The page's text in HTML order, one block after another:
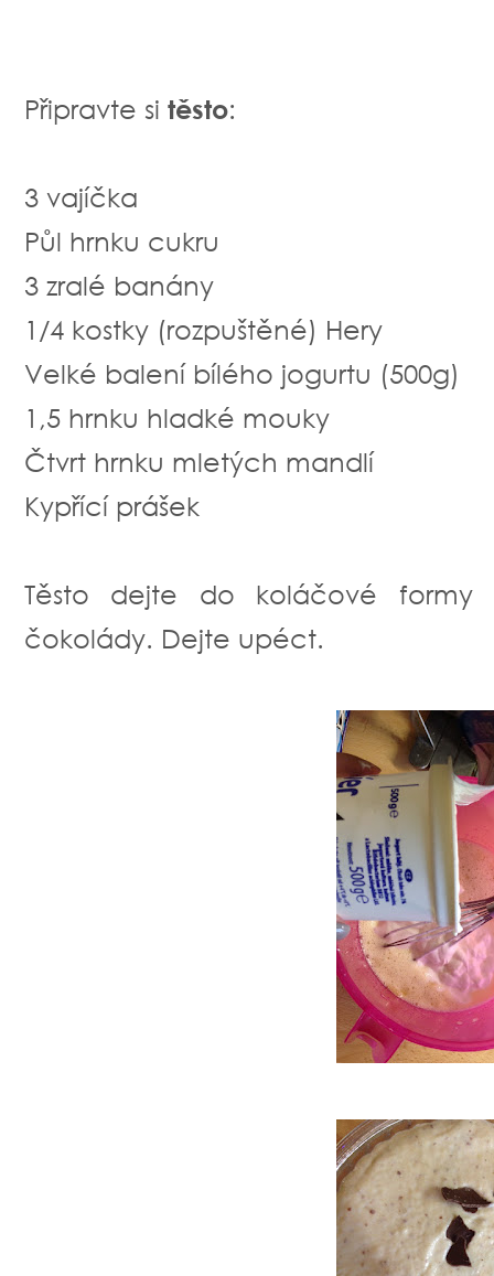
Připravte si těsto:
3 vajíčka
Půl hrnku cukru
3 zralé banány
1/4 kostky (rozpuštěné) Hery
Velké balení bílého jogurtu (500g)
1,5 hrnku hladké mouky
Čtvrt hrnku mletých mandlí
Kypřící prášek
Těsto dejte do koláčové formy
čokolády. Dejte upéct.